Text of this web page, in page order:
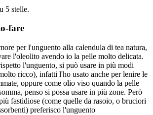
5 stelle.
fare
per l'unguento alla calendula di tea natura,
l'oleolito avendo io la pelle molto delicata.
l'unguento, si può usare in più modi
ricco), infatti l'ho usato anche per lenire le
oppure come olio viso quando la pelle
penso si possa usare in più zone. Però
fastidiose (come quelle da rasoio, o bruciori
preferisco l'unguento